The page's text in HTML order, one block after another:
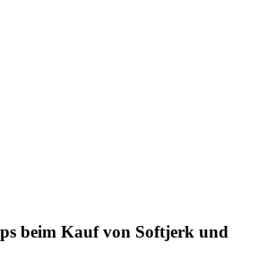
beim Kauf von Softjerk und